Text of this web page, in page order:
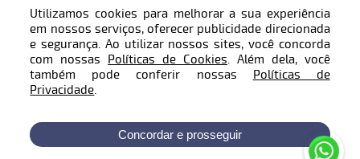
Endereço: Rua Hermann Hering, 799 - Bairro Bom
Retiro - Blumenau / SC - 89010-600
Utilizamos cookies para melhorar a sua experiência
em nossos serviços, oferecer publicidade direcionada
e segurança. Ao utilizar nossos sites, você concorda
com nossas Políticas de Cookies. Além dela, você
também pode conferir nossas Políticas de
Privacidade.
Concordar e prosseguir